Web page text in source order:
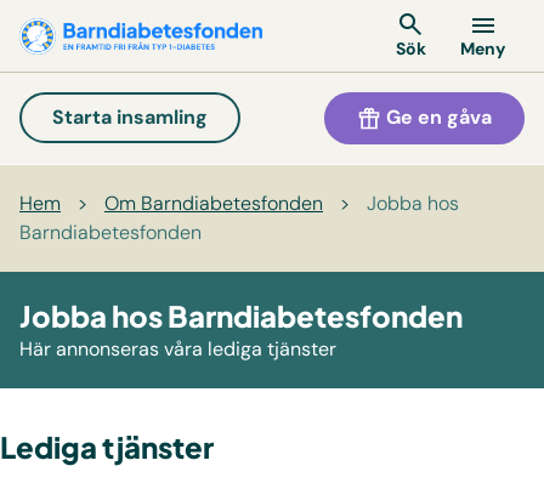
Sök Meny
Starta insamling Ge en gåva
Hem > Om Barndiabetesfonden >
Jobba hos
Barndiabetesfonden
Jobba hos Barndiabetesfonden
Här annonseras våra lediga tjänster
Lediga tjänster